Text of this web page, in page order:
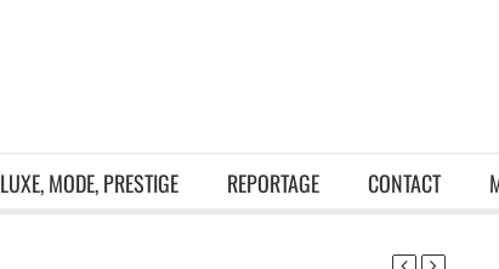
LUXE, MODE, PRESTIGE REPORTAGE CONTACT